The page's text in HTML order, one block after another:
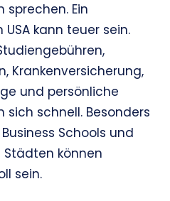
sprechen. Ein
kann teuer sein.
Krankenversicherung,
und persönliche
schnell. Besonders
Schools und
können
sein.